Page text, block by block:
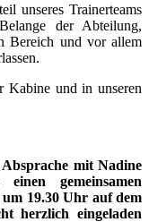
unseres Trainerteams
der Abteilung,
Bereich und vor allem
Kabine und in unseren
mit Nadine
gemeinsamen
um 19.30 Uhr auf dem
herzlich eingeladen